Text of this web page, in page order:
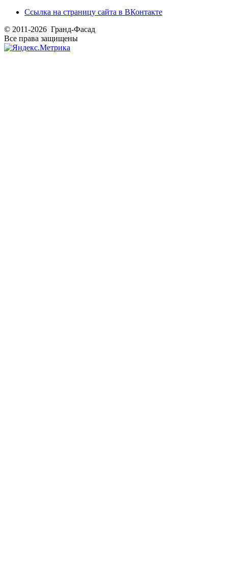
Ссылка на страницу сайта в ВКонтакте
© 2011-2026 Гранд-Фасад
Все права защищены